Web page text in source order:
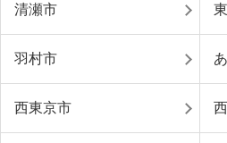
清瀬市
羽村市
西東京市